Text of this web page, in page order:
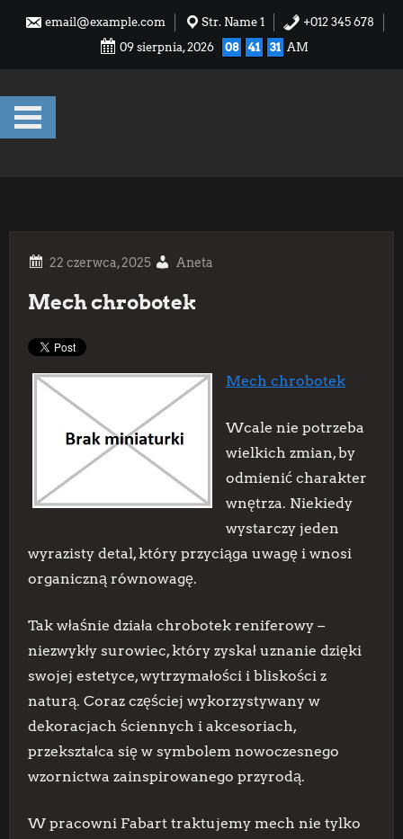
email@example.com Str. Name 1
+012 345 678
09 sierpnia, 2026
08 41 32 AM
Aneta
Mech chrobotek
Mech chrobotek
Wcale nie potrzeba
wielkich zmian, by
odmienić charakter
wnętrza. Niekiedy
wystarczy jeden
wyrazisty detal, który przyciąga uwagę i wnosi
organiczną równowagę.
Tak właśnie działa chrobotek reniferowy –
niezwykły surowiec, który zyskał uznanie dzięki
swojej estetyce, wytrzymałości i bliskości z
naturą. Coraz częściej wykorzystywany w
dekoracjach ściennych i akcesoriach,
przekształca się w symbolem nowoczesnego
wzornictwa zainspirowanego przyrodą.
W pracowni Fabart traktujemy mech nie tylko